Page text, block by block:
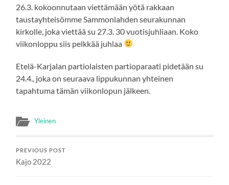
26.3. kokoonnutaan viettämään yötä rakkaan
taustayhteisömme Sammonlahden seurakunnan
kirkolle, joka viettää su 27.3. 30 vuotisjuhliaan. Koko
viikonloppu siis pelkkää juhlaa
Etelä-Karjalan partiolaisten partioparaati pidetään su
24.4., joka on seuraava lippukunnan yhteinen
tapahtuma tämän viikonlopun jälkeen.
Yleinen
PREVIOUS POST
Kajo 2022